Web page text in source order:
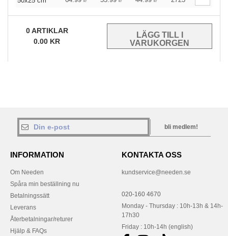
kr kr kr
0ARTIKLAR
0.00 KR
bli medlem!
INFORMATION
Om Needen
Spåra min beställning nu
Betalningssätt
Leverans
Återbetalningar/returer
Hjälp & FAQs
KONTAKTA OSS
kundservice@needen.se
020-160 4670
Monday - Thursday : 10h-13h & 14h-
17h30
Friday : 10h-14h (english)